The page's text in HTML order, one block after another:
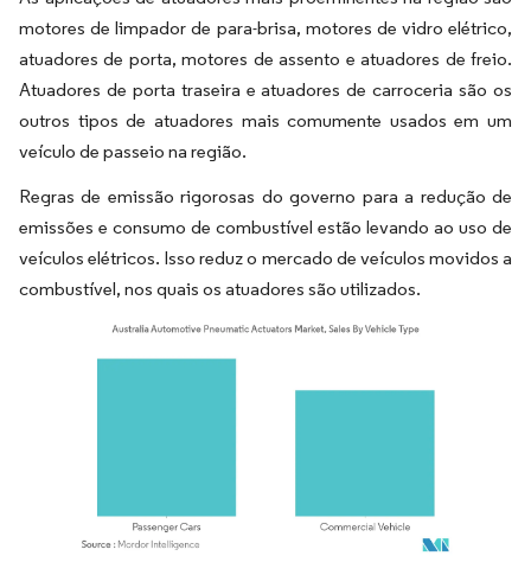
motores de limpador de para-brisa, motores de vidro elétrico,
atuadores de porta, motores de assento e atuadores de freio.
Atuadores de porta traseira e atuadores de carroceria são os
outros tipos de atuadores mais comumente usados em um
veículo de passeio na região.
Regras de emissão rigorosas do governo para a redução de
emissões e consumo de combustível estão levando ao uso de
veículos elétricos. Isso reduz o mercado de veículos movidos a
combustível, nos quais os atuadores são utilizados.